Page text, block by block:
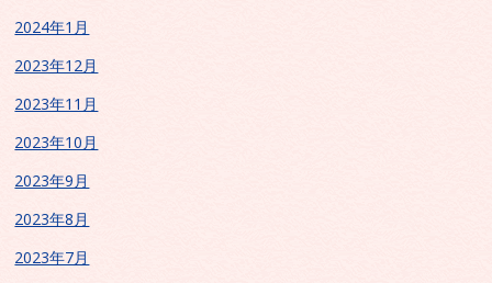
2024年1月
2023年12月
2023年11月
2023年10月
2023年9月
2023年8月
2023年7月